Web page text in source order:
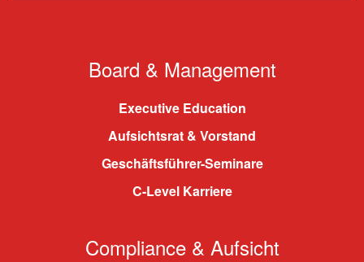
Board & Management
Executive Education
Aufsichtsrat & Vorstand
Geschäftsführer-Seminare
C-Level Karriere
Compliance & Aufsicht